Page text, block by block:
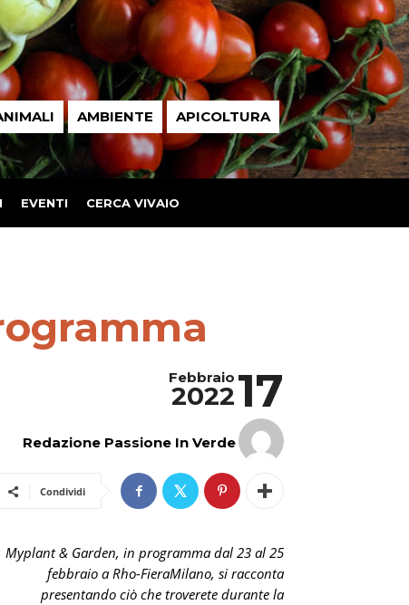
AMBIENTE APICOLTURA
EVENTI CERCA VIVAIO
17
Febbraio
2022
Redazione Passione In Verde
Condividi
Myplant & Garden, in programma dal 23 al 25
febbraio a Rho-FieraMilano, si racconta
presentando ciò che troverete durante la